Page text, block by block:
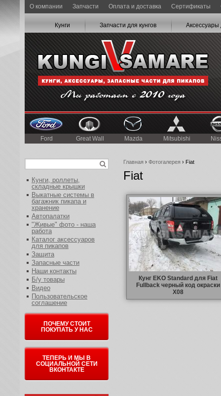
О компании Запчасти Оплата и доставка Сертификаты
Кунги Запчасти для кунгов Аксессуары
Ford Great Wall Mazda Mitsubishi
Главная › Фотогалерея › Fiat
Fiat
Кунг EKO Standard для Fiat
Fullback черный код окраски
X08
Кунги, роллеты,
складные крышки
Выкатные системы в
багажник пикапа и
хранение
Автопалатки
"Живые" фото - наша
работа
Каталог аксессуаров
для пикапов
Защита
Запасные части
Наши контакты
Б/у товары
Видео
Пользовательское
соглашение
ПОЧЕМУ СТОИТ
ПОКУПАТЬ У НАС
ТЕПЕРЬ И МЫ В
СОЦИАЛЬНОЙ СЕТИ
ВКОНТАКТЕ